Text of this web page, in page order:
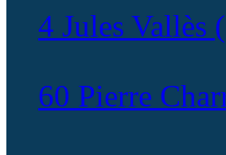
4 Jules Vallès
60 Pierre